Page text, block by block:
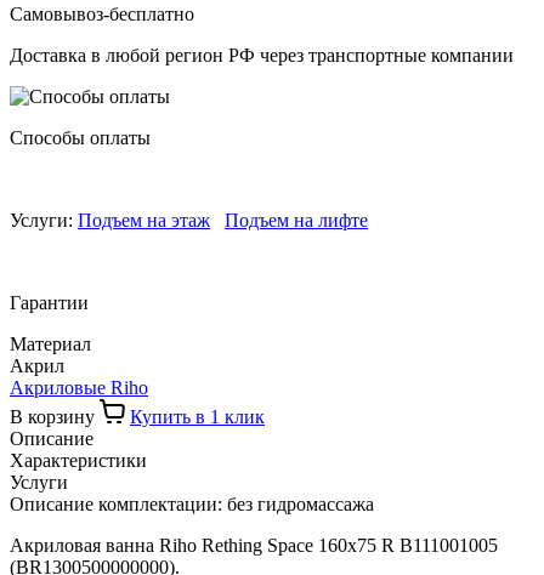
Самовывоз-бесплатно
Доставка в любой регион РФ через транспортные компании
Способы оплаты
Услуги: Подъем на этаж Подъем на лифте
Гарантии
Материал
Акрил
Акриловые Riho
В корзину
Купить в 1 клик
Описание
Характеристики
Услуги
Описание комплектации: без гидромассажа
Акриловая ванна Riho Rething Space 160х75 R B111001005
(BR1300500000000).